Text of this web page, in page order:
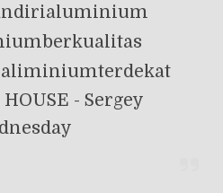
- Sergey